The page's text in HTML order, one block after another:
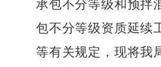
承包不分等级和预拌
包不分等级资质延续
等有关规定，现将我